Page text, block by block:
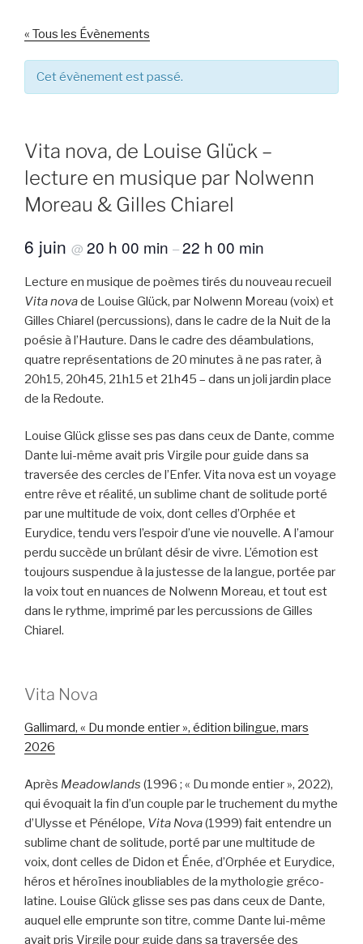
« Tous les Évènements
Cet évènement est passé.
Vita nova, de Louise Glück –
lecture en musique par Nolwenn
Moreau & Gilles Chiarel
6 juin @ 20 h 00 min –22 h 00 min
Lecture en musique de poèmes tirés du nouveau recueil
Vita novade Louise Glück, par Nolwenn Moreau (voix) et
Gilles Chiarel (percussions), dans le cadre de la Nuit de la
poésie à l’Hauture. Dans le cadre des déambulations,
quatre représentations de 20 minutes à ne pas rater, à
20h15, 20h45, 21h15 et 21h45 – dans un joli jardin place
de la Redoute.
Louise Glück glisse ses pas dans ceux de Dante, comme
Dante lui-même avait pris Virgile pour guide dans sa
traversée des cercles de l’Enfer. Vita nova est un voyage
entre rêve et réalité, un sublime chant de solitude porté
par une multitude de voix, dont celles d’Orphée et
Eurydice, tendu vers l’espoir d’une vie nouvelle. A l’amour
perdu succède un brûlant désir de vivre. L’émotion est
toujours suspendue à la justesse de la langue, portée par
la voix tout en nuances de Nolwenn Moreau, et tout est
dans le rythme, imprimé par les percussions de Gilles
Chiarel.
Vita Nova
Gallimard, « Du monde entier », édition bilingue, mars
2026
Après Meadowlands (1996 ; « Du monde entier », 2022),
qui évoquait la fin d’un couple par le truchement du mythe
d’Ulysse et Pénélope, Vita Nova(1999) fait entendre un
sublime chant de solitude, porté par une multitude de
voix, dont celles de Didon et Énée, d’Orphée et Eurydice,
héros et héroïnes inoubliables de la mythologie gréco-
latine. Louise Glück glisse ses pas dans ceux de Dante,
auquel elle emprunte son titre, comme Dante lui-même
avait pris Virgile pour guide dans sa traversée des